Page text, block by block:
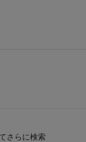
さらに検索